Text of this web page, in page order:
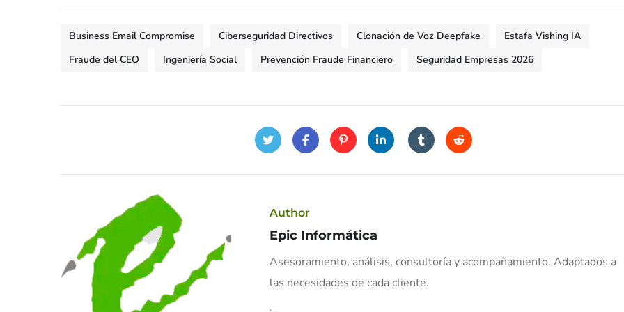
Business Email Compromise Ciberseguridad Directivos Clonación de Voz Deepfake
Estafa Vishing IA
Fraude del CEO
Ingeniería Social Prevención Fraude Financiero Seguridad Empresas 2026
Author
Epic Informática
Asesoramiento, análisis, consultoría y acompañamiento. Adaptados a
las necesidades de cada cliente.